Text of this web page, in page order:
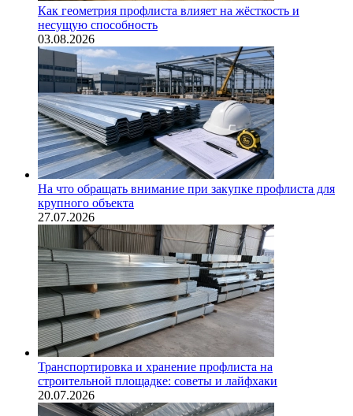
Как геометрия профлиста влияет на жёсткость и
несущую способность
03.08.2026
На что обращать внимание при закупке профлиста для
крупного объекта
27.07.2026
Транспортировка и хранение профлиста на
строительной площадке: советы и лайфхаки
20.07.2026